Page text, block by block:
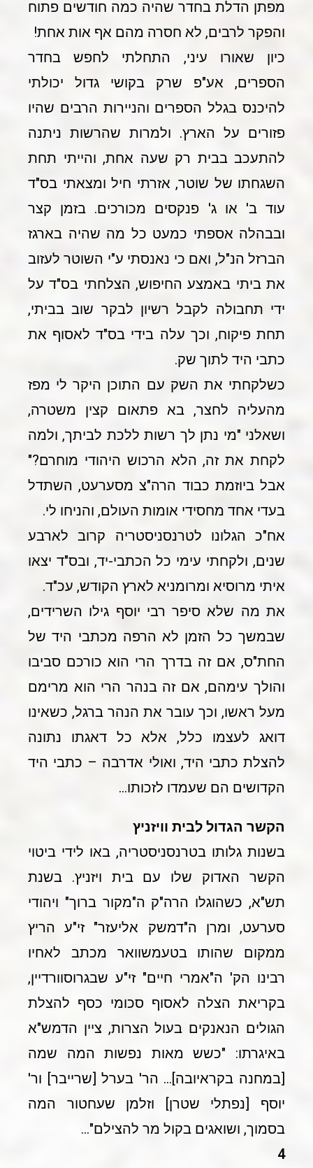
מפתן הדלת בחדר שהיה כמה חודשים פתוח
והפקר לרבים, לא חסרה מהם אף אות אחת!
כיון שאורו עיני, התחלתי לחפש בחדר
הספרים, אע"פ שרק בקושי גדול יכולתי
להיכנס בגלל הספרים והניירות הרבים שהיו
פזורים על הארץ. ולמרות שהרשות ניתנה
להתעכב בבית רק שעה אחת, והייתי תחת
השגחתו של שוטר, אזרתי חיל ומצאתי בס"ד
עוד ב' או ג' פנקסים מכורכים. בזמן קצר
ובבהלה אספתי כמעט כל מה שהיה בארגז
הברזל הנ"ל, ואם כי נאנסתי ע"י השוטר לעזוב
את ביתי באמצע החיפוש, הצלחתי בס"ד על
ידי תחבולה לקבל רשיון לבקר שוב בביתי,
תחת פיקוח, וכך עלה בידי בס"ד לאסוף את
כתבי היד לתוך שק.
כשלקחתי את השק עם התוכן היקר לי מפז
מהעליה לחצר, בא פתאום קצין משטרה,
ושאלני "מי נתן לך רשות ללכת לביתך, ולמה
לקחת את זה, הלא הרכוש היהודי מוחרם?"
אבל ביוזמת כבוד הרה"צ מסערעט, השתדל
בעדי אחד מחסידי אומות העולם, והניחו לי.
אח"כ הגלונו לטרנסניסטריה קרוב לארבע
שנים, ולקחתי עימי כל הכתבי-יד, ובס"ד יצאו
איתי מרוסיא ומרומניא לארץ הקודש, עכ"ד.
את מה שלא סיפר רבי יוסף גילו השרידים,
שבמשך כל הזמן לא הרפה מכתבי היד של
החת"ס, אם זה בדרך הרי הוא כורכם סביבו
והולך עימהם, אם זה בנהר הרי הוא מרימם
מעל ראשו, וכך עובר את הנהר ברגל, כשאינו
דואג לעצמו כלל, אלא כל דאגתו נתונה
להצלת כתבי היד, ואולי אדרבה – כתבי היד
הקדושים הם שעמדו לזכותו…
הקשר הגדול לבית וויזניץ
בשנות גלותו בטרנסניסטריה, באו לידי ביטוי
הקשר האדוק שלו עם בית ויזניץ. בשנת
תש"א, כשהוגלו הרה"ק ה"מקור ברוך" ויהודי
סערעט, ומרן ה"דמשק אליעזר" זי"ע הריץ
ממקום שהותו בטעמשוואר מכתב לאחיו
רבינו הק' ה"אמרי חיים" זי"ע שבגרוסוורדיין,
בקריאת הצלה לאסוף סכומי כסף להצלת
הגולים הנאנקים בעול הצרות, ציין הדמש"א
באיגרתו: "כשש מאות נפשות המה שמה
[במחנה בקראיובה]… הר' בערל [שרייבר] ור'
יוסף [נפתלי שטרן] וזלמן שעחטור המה
בסמוך, ושואגים בקול מר להצילם"…
4